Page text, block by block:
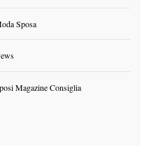
Sposa
Magazine Consiglia